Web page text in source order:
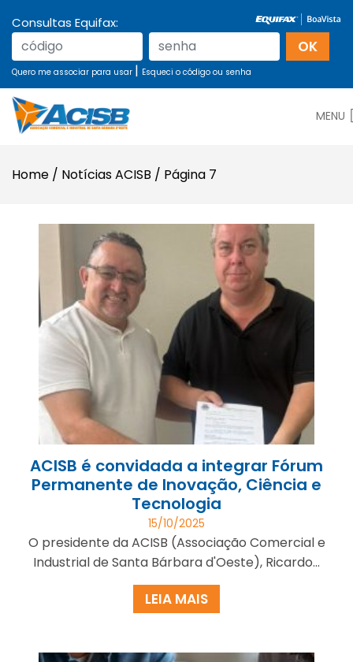
Consultas Equifax:
Quero me associar para usar | Esqueci o código ou senha
MENU
Home / Notícias ACISB / Página 7
ACISB é convidada a integrar Fórum
Permanente de Inovação, Ciência e
Tecnologia
15/10/2025
O presidente da ACISB (Associação Comercial e
Industrial de Santa Bárbara d'Oeste), Ricardo...
LEIA MAIS